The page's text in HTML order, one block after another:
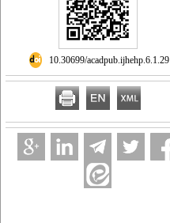
‎ 10.30699/acadpub.ijhehp.6.1.29